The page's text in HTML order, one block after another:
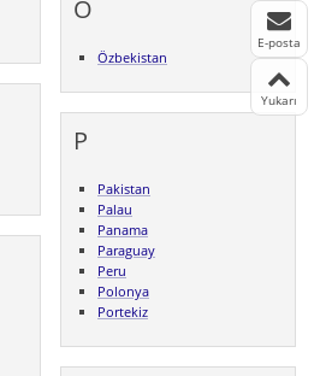
Ö
Özbekistan
P
Pakistan
Palau
Panama
Paraguay
Peru
Polonya
Portekiz
E-posta
Yukarı